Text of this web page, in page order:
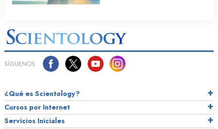
SÍGUENOS
¿Qué es Scientology?
Cursos por Internet
Servicios Iniciales